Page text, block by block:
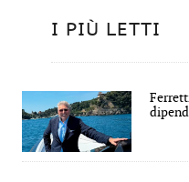
I PIÙ LETTI